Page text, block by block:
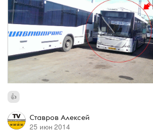
Ставров Алексей
25 июн 2014